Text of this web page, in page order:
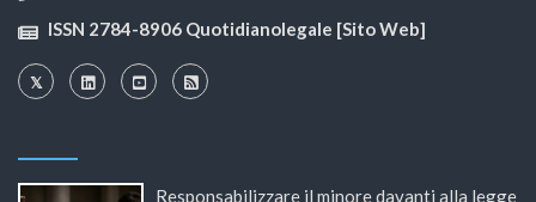
ISSN 2784-8906 Quotidianolegale [Sito Web]
Responsabilizzare il minore davanti alla legge